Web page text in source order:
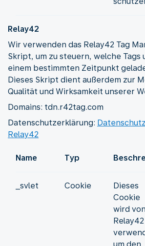
Relay42
Wir verwenden das Relay42 Tag
Skript, um zu steuern, welche Tags
einem bestimmten Zeitpunkt
Dieses Skript dient außerdem zur
Qualität und Wirksamkeit unserer
Domains: tdn.r42tag.com
Datenschutzerklärung:
Relay42
Name Typ
_svlet Cookie
Dieses
Cookie
wird von
Relay42